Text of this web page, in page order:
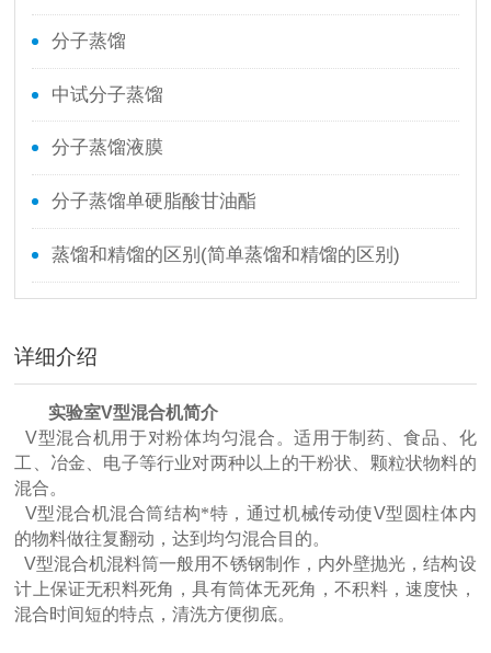
分子蒸馏
中试分子蒸馏
分子蒸馏液膜
分子蒸馏单硬脂酸甘油酯
蒸馏和精馏的区别(简单蒸馏和精馏的区别)
详细介绍
实验室V型混合机简介
V型混合机用于对粉体均匀混合。适用于制药、食品、化
工、冶金、电子等行业对两种以上的干粉状、颗粒状物料的
混合。
V型混合机混合筒结构*特，通过机械传动使V型圆柱体内
的物料做往复翻动，达到均匀混合目的。
V型混合机混料筒一般用不锈钢制作，内外壁抛光，结构设
计上保证无积料死角，具有筒体无死角，不积料，速度快，
混合时间短的特点，清洗方便彻底。